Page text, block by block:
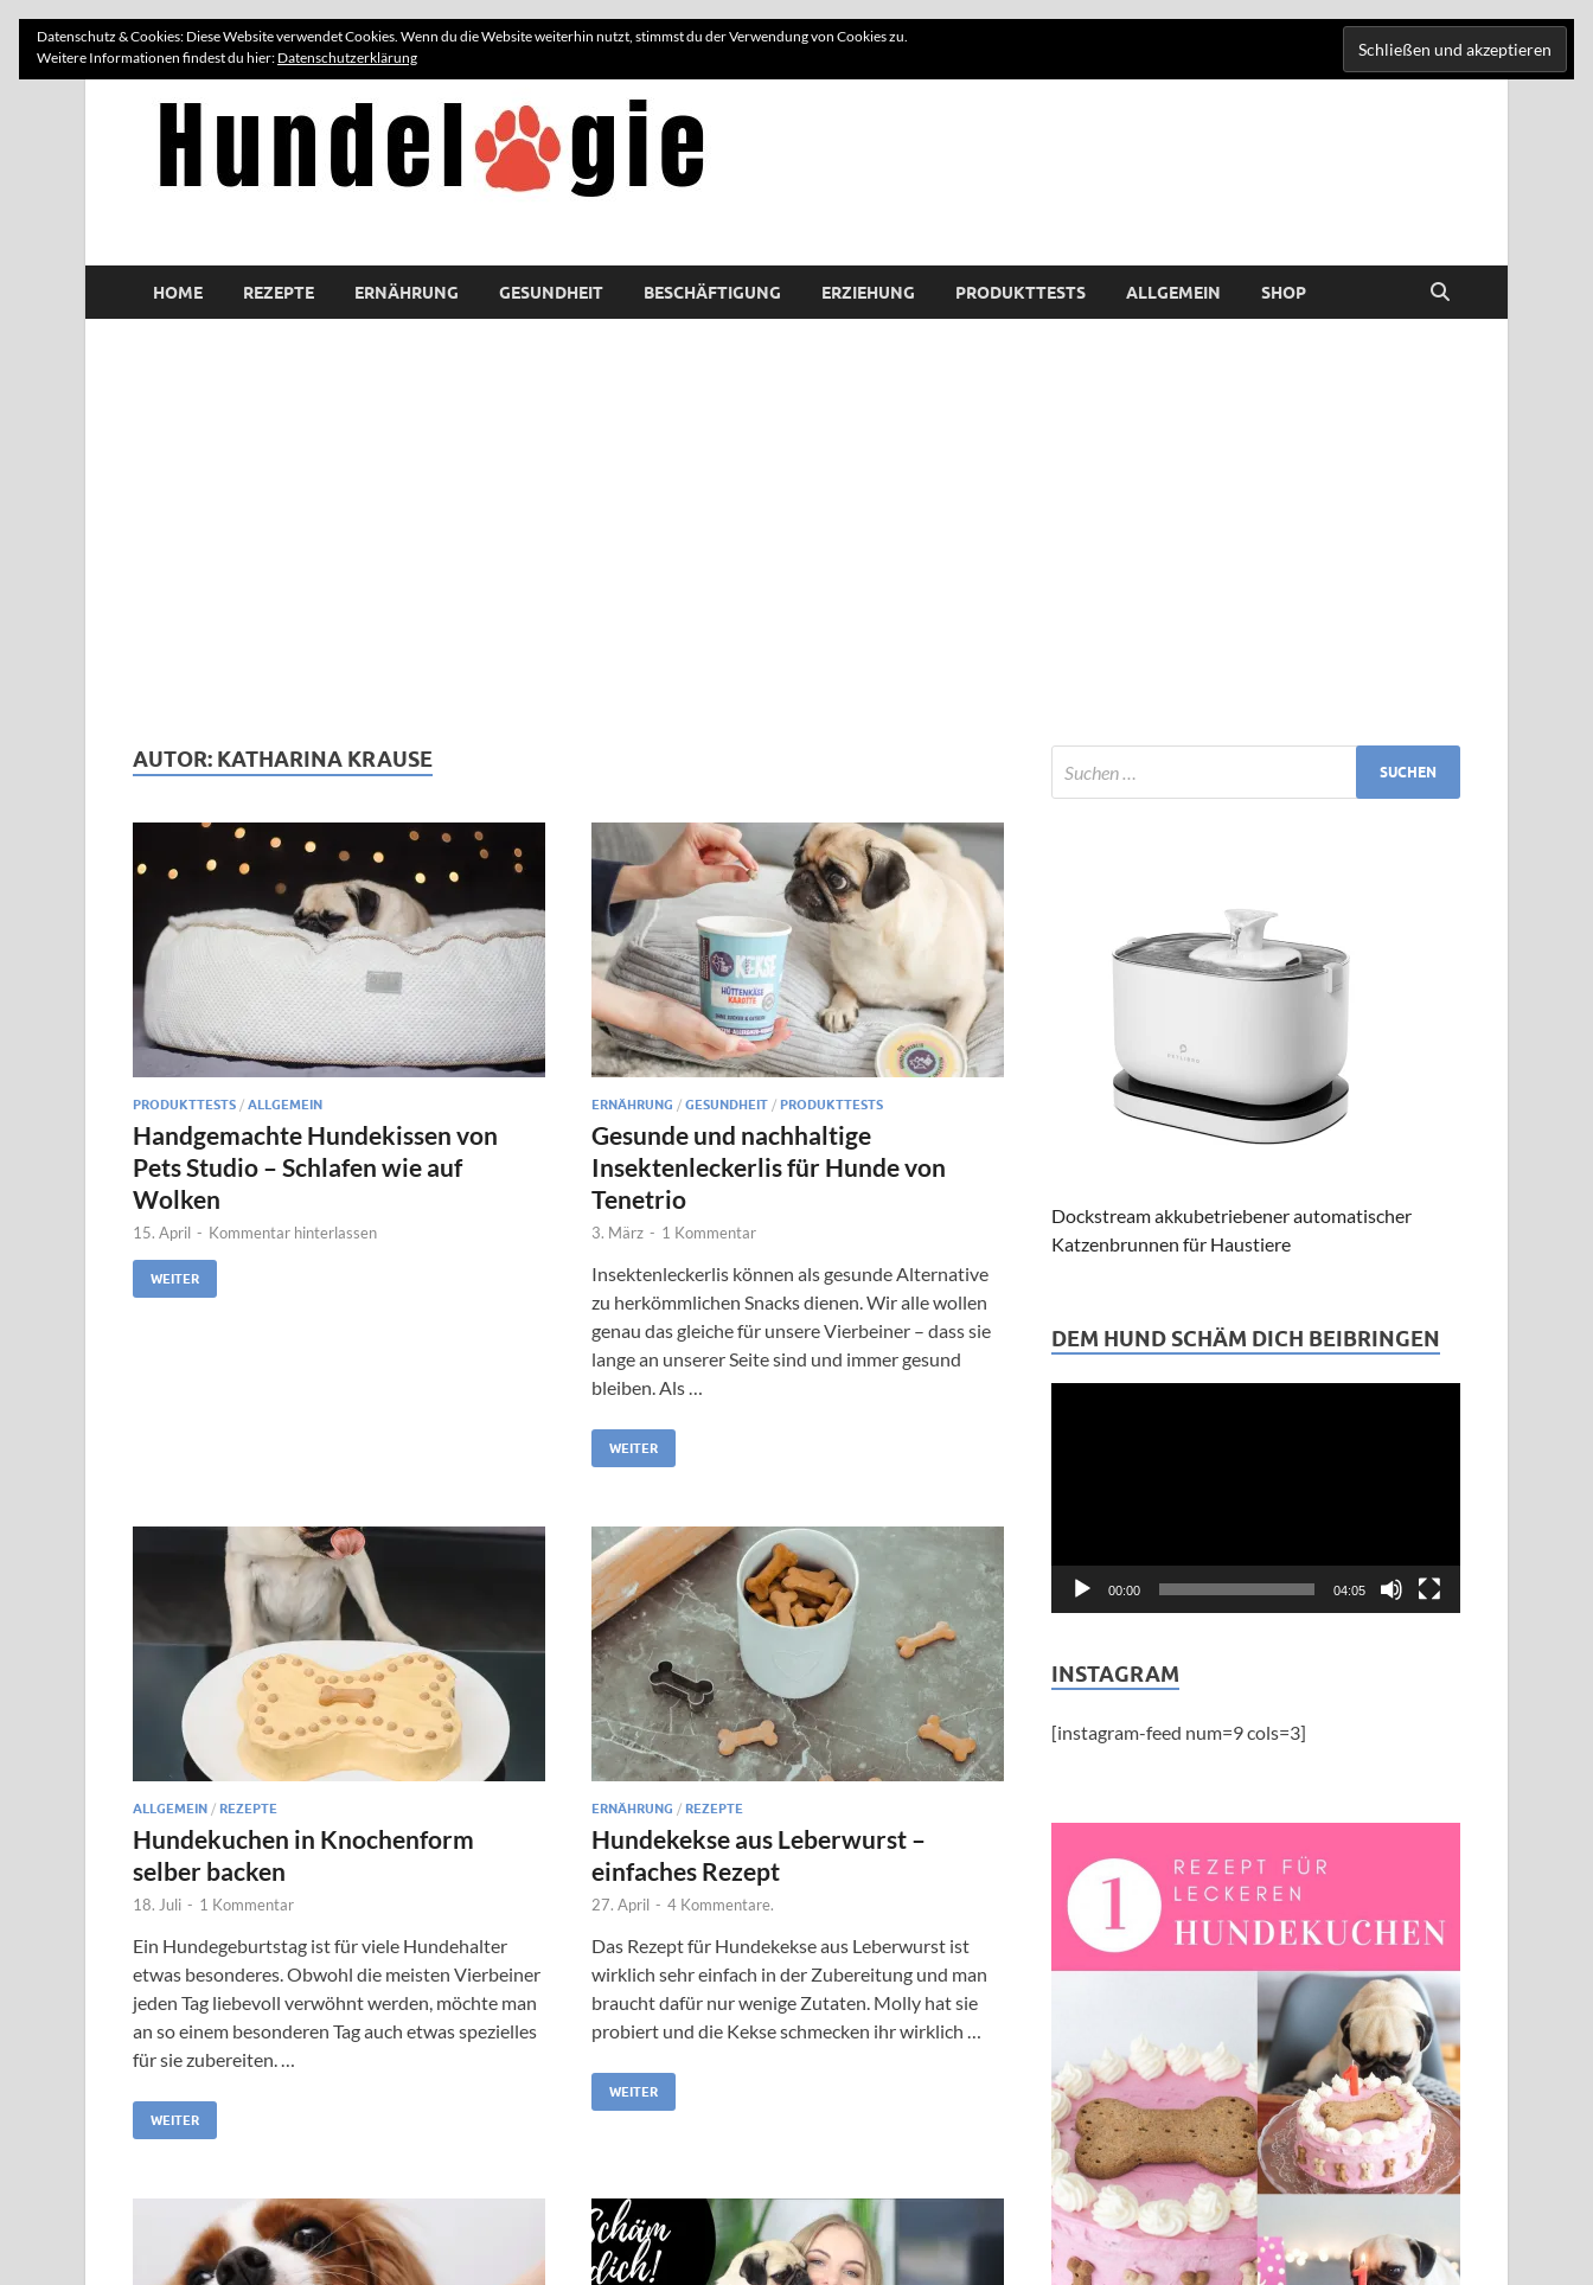
HOME REZEPTE ERNÄHRUNG GESUNDHEIT BESCHÄFTIGUNG ERZIEHUNG PRODUKTTESTS ALLGEMEIN SHOP
AUTOR: KATHARINA KRAUSE
PRODUKTTESTS / ALLGEMEIN
Handgemachte Hundekissen von
Pets Studio – Schlafen wie auf
Wolken
15. April - Kommentar hinterlassen
WEITER
ERNÄHRUNG / GESUNDHEIT / PRODUKTTESTS
Gesunde und nachhaltige
Insektenleckerlis für Hunde von
Tenetrio
3. März - 1 Kommentar
Insektenleckerlis können als gesunde Alternative
zu herkömmlichen Snacks dienen. Wir alle wollen
genau das gleiche für unsere Vierbeiner – dass sie
lange an unserer Seite sind und immer gesund
bleiben. Als …
WEITER
ALLGEMEIN / REZEPTE
Hundekuchen in Knochenform
selber backen
18. Juli - 1 Kommentar
Ein Hundegeburtstag ist für viele Hundehalter
etwas besonderes. Obwohl die meisten Vierbeiner
jeden Tag liebevoll verwöhnt werden, möchte man
an so einem besonderen Tag auch etwas spezielles
für sie zubereiten. …
WEITER
ERNÄHRUNG / REZEPTE
Hundekekse aus Leberwurst –
einfaches Rezept
27. April - 4 Kommentare.
Das Rezept für Hundekekse aus Leberwurst ist
wirklich sehr einfach in der Zubereitung und man
braucht dafür nur wenige Zutaten. Molly hat sie
probiert und die Kekse schmecken ihr wirklich …
WEITER
Dockstream akkubetriebener automatischer
Katzenbrunnen für Haustiere
DEM HUND SCHÄM DICH BEIBRINGEN
00:00 04:05
INSTAGRAM
[instagram-feed num=9 cols=3]
Datenschutz & Cookies: Diese Website verwendet Cookies. Wenn du die Website weiterhin nutzt, stimmst du der Verwendung von Cookies zu.
Weitere Informationen findest du hier: Datenschutzerklärung